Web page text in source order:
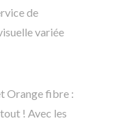
de
variée
Orange fibre :
! Avec les